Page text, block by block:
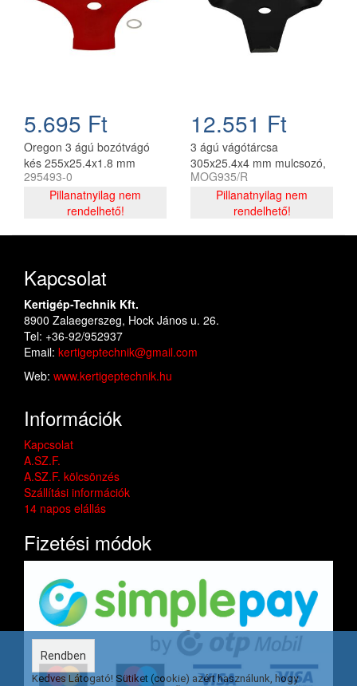
5.695 Ft
Oregon 3 ágú bozótvágó
kés 255x25.4x1.8 mm
(295493-0)
295493-0
Pillanatnyilag nem
rendelhető!
12.551 Ft
3 ágú vágótárcsa
305x25.4x4 mm mulcsozó,
utángyártott
MOG935/R
Pillanatnyilag nem
rendelhető!
Kapcsolat
Kertigép-Technik Kft.
8900 Zalaegerszeg, Hock János u. 26.
Tel: +36-92/952937
Email: kertigeptechnik@gmail.com
Web: www.kertigeptechnik.hu
Információk
Kapcsolat
A.SZ.F.
A.SZ.F. kölcsönzés
Szállítási információk
14 napos elállás
Fizetési módok
Rendben
Kedves Látogató! Sütiket (cookie) azért használunk, hogy